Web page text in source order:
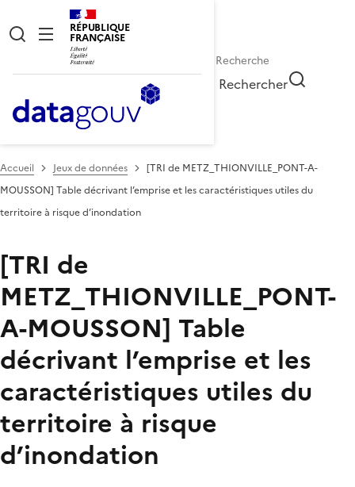
RÉPUBLIQUE
FRANÇAISE
Rechercher
Accueil Jeux de données
[TRI de METZ_THIONVILLE_PONT-A-
MOUSSON] Table décrivant l’emprise et les caractéristiques utiles du
territoire à risque d’inondation
[TRI de
METZ_THIONVILLE_PONT-
A-MOUSSON] Table
décrivant l’emprise et les
caractéristiques utiles du
territoire à risque
d’inondation